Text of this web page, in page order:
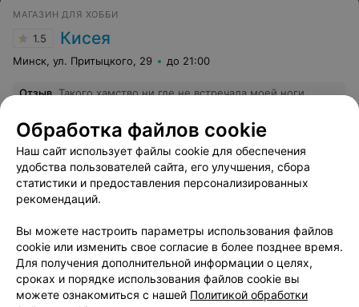
такое что никого нет ни на зале,ни на кассе,что
удивляет больше всего,как говорится:" бери что
хочешь,иди куда хочешь" смените персонал,и все
будет отлично!!! А так магазин рекомендую!!!Удачи
Вам!
МАГАЗИН ДЛЯ ХОББИ
1.5 Кисея
Минск, ул. Притыцкого, 29 до 21:00
Отзыв. Такого хамство ни где не встречала моей ноги
теряете постоянных покупателей и прибыль!!
Отзывы Все адреса
1 2 3
Обработка файлов cookie
Наш сайт использует файлы cookie для обеспечения
удобства пользователей сайта, его улучшения, сбора
статистики и предоставления персонализированных
рекомендаций.
Вы можете настроить параметры использования файлов
cookie или изменить свое согласие в более позднее время.
Для получения дополнительной информации о целях,
сроках и порядке использования файлов cookie вы
можете ознакомиться с нашей Политикой обработки